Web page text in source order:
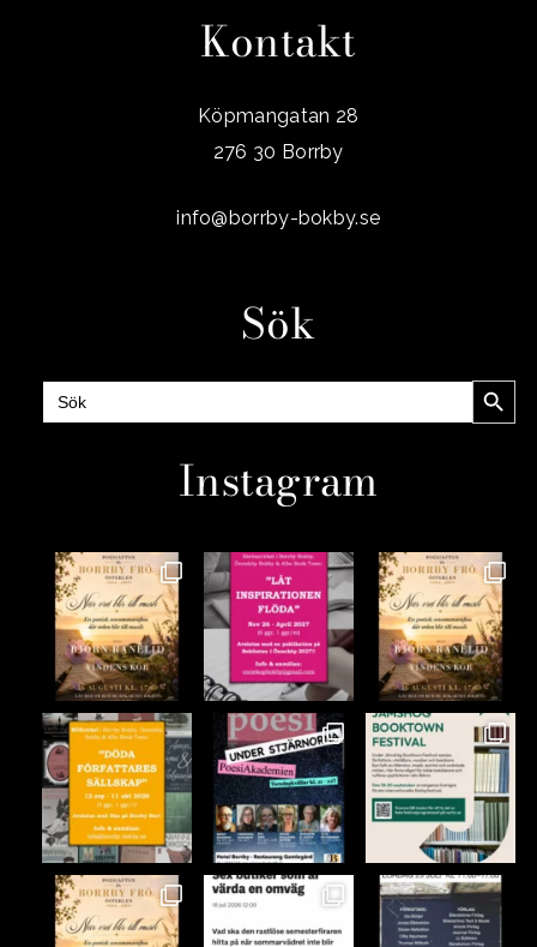
Kontakt
Köpmangatan 28
276 30 Borrby
info@borrby-bokby.se
Sök
Sök
efter:
Instagram